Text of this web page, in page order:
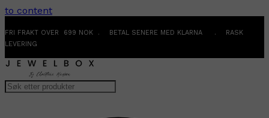
to content
FRI FRAKT OVER 699 NOK . BETAL SENERE MED KLARNA . RASK
LEVERING